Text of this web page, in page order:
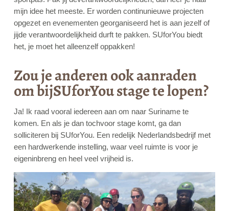
mijn idee het meeste. Er worden continunieuwe projecten
opgezet en evenementen georganiseerd het is aan jezelf of
jijde verantwoordelijkheid durft te pakken. SUforYou biedt
het, je moet het alleenzelf oppakken!
Zou je anderen ook aanraden
om bijSUforYou stage te lopen?
Ja! Ik raad vooral iedereen aan om naar Suriname te
komen. En als je dan tochvoor stage komt, ga dan
solliciteren bij SUforYou. Een redelijk Nederlandsbedrijf met
een hardwerkende instelling, waar veel ruimte is voor je
eigeninbreng en heel veel vrijheid is.